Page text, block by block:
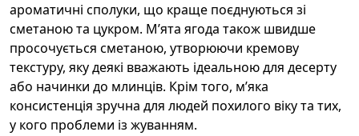
ароматичні сполуки, що краще поєднуються зі
сметаною та цукром. М’ята ягода також швидше
просочується сметаною, утворюючи кремову
текстуру, яку деякі вважають ідеальною для десерту
або начинки до млинців. Крім того, м’яка
консистенція зручна для людей похилого віку та тих,
у кого проблеми із жуванням.